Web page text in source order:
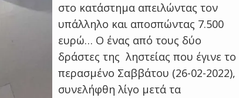
στο κατάστημα απειλώντας τον
υπάλληλο και αποσπώντας 7.500
ευρώ… Ο ένας από τους δύο
δράστες της ληστείας που έγινε το
περασμένο Σαββάτου (26-02-2022),
συνελήφθη λίγο μετά τα